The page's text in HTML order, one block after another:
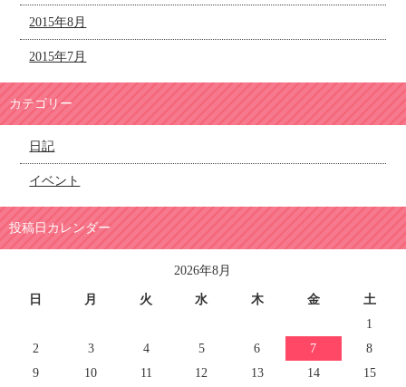
2015年8月
2015年7月
カテゴリー
日記
イベント
投稿日カレンダー
2026年8月
日 月 火 水 木 金
土
1
2
3 4 5 6 7
8
9
10 11 12 13 14 15